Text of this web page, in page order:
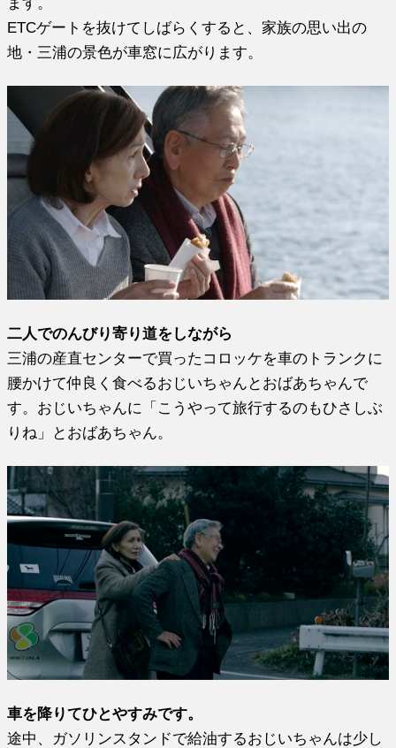
ETCゲートを抜けてしばらくすると、家族の思い出の
地・三浦の景色が車窓に広がります。
二人でのんびり寄り道をしながら
三浦の産直センターで買ったコロッケを車のトランクに
腰かけて仲良く食べるおじいちゃんとおばあちゃんで
す。おじいちゃんに「こうやって旅行するのもひさしぶ
りね」とおばあちゃん。
車を降りてひとやすみです。
途中、ガソリンスタンドで給油するおじいちゃんは少し